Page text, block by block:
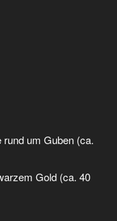
um Guben (ca.
Gold (ca. 40